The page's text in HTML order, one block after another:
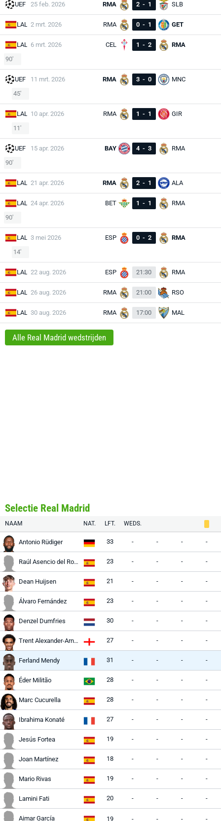
UEF 25 feb. 2026 RMA 2 - 1 SLB
LAL 2 mrt. 2026 RMA 0 - 1 GET
LAL 6 mrt. 2026 CEL 1 - 2
RMA
90'
UEF 11 mrt. 2026 RMA 3 - 0
MNC
45'
LAL 10 apr. 2026 RMA 1 - 1
GIR
11'
UEF 15 apr. 2026 BAY 4 - 3
RMA
90'
LAL 21 apr. 2026 RMA 2 - 1 ALA
LAL 24 apr. 2026 BET 1 - 1
RMA
90'
LAL 3 mei 2026 ESP 0 - 2
RMA
14'
LAL 22 aug. 2026 ESP 21:30 RMA
LAL 26 aug. 2026 RMA 21:00 RSO
LAL 30 aug. 2026 RMA 17:00 MAL
Alle Real Madrid wedstrijden
Selectie Real Madrid
NAAM NAT. LFT. WEDS.
Antonio Rüdiger 33 - - - -
Raúl Asencio del Rosario 23 - - - -
Dean Huijsen 21 - - - -
Álvaro Fernández 23 - - - -
Denzel Dumfries 30 - - - -
Trent Alexander-Arnold 27 - - - -
Ferland Mendy 31 - - - -
Éder Militão 28 - - - -
Marc Cucurella 28 - - - -
Ibrahima Konaté 27 - - - -
Jesús Fortea 19 - - - -
Joan Martínez 18 - - - -
Mario Rivas 19 - - - -
Lamini Fati 20 - - - -
Aimar García 19 - - - -